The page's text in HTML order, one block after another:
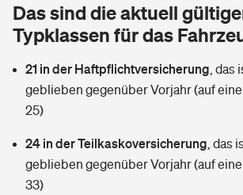
Rentenrechner: Wie viel Geld bekomme ich
Wer versichert was: Jetzt Versicherer finden
Sie haben Fragen?
Vermieterrrechtsschutz
Mietkautionsversicherung
Restkreditversicherung
Zur Übersicht
Kinderunfall­ver­si­che­rung
Reiseversicherung
Tierkrankenversicherung
Zur Übersicht
Wer versichert was: Jetzt Versicherer finden
Das sind die aktuell
Typklassen für das
21 in der Haftpflichtversicherung das
geblieben gegenüber Vorjahr (auf
25)
24 in der Teilkaskoversicherung das
geblieben gegenüber Vorjahr (auf
33)